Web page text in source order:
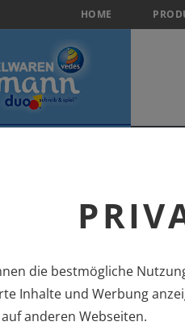
die bestmögliche
Inhalte und Werbung
anderen Webseiten.
HOME